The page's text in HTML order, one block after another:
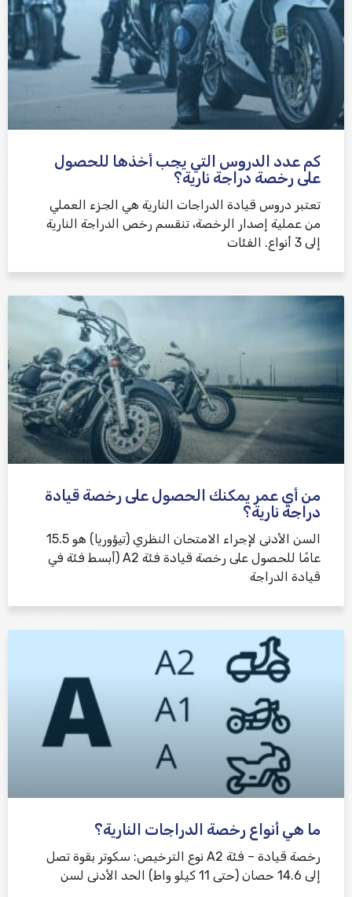
كم عدد الدروس التي يجب أخذها للحصول
على رخصة دراجة نارية؟
تعتبر دروس قيادة الدراجات النارية هي الجزء العملي
من عملية إصدار الرخصة، تنقسم رخص الدراجة النارية
إلى 3 أنواع. الفئات
من أي عمر يمكنك الحصول على رخصة قيادة
دراجة نارية؟
السن الأدنى لإجراء الامتحان النظري (تيؤوريا) هو 15.5
عامًا للحصول على رخصة قيادة فئة A2 (أبسط فئة في
قيادة الدراجة
ما هي أنواع رخصة الدراجات النارية؟
رخصة قيادة – فئة A2 نوع الترخيص: سكوتر بقوة تصل
إلى 14.6 حصان (حتى 11 كيلو واط) الحد الأدنى لسن